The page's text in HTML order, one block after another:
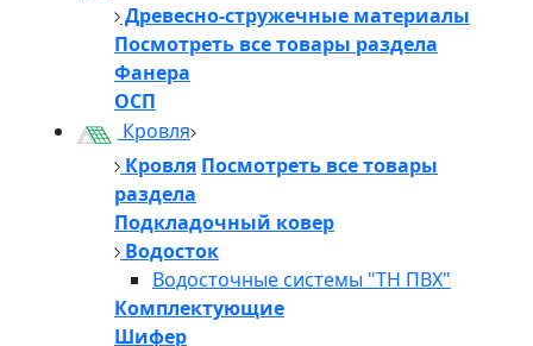
Древесно-стружечные материалы
Посмотреть все товары раздела
Фанера
ОСП
Кровля
Кровля Посмотреть все товары
раздела
Подкладочный ковер
Водосток
Водосточные системы "ТН ПВХ"
Комплектующие
Шифер